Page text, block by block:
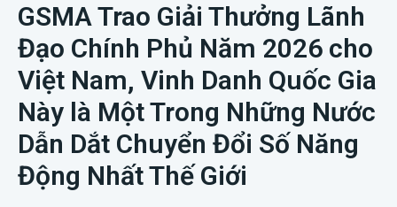
GSMA Trao Giải Thưởng Lãnh
Đạo Chính Phủ Năm 2026 cho
Việt Nam, Vinh Danh Quốc Gia
Này là Một Trong Những Nước
Dẫn Dắt Chuyển Đổi Số Năng
Động Nhất Thế Giới